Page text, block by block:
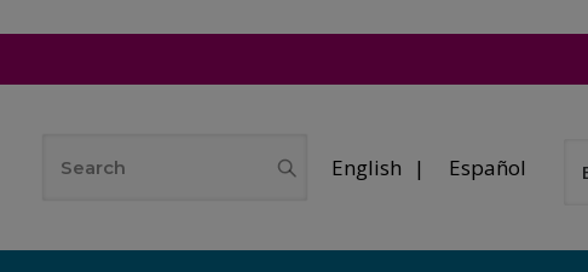
English Español